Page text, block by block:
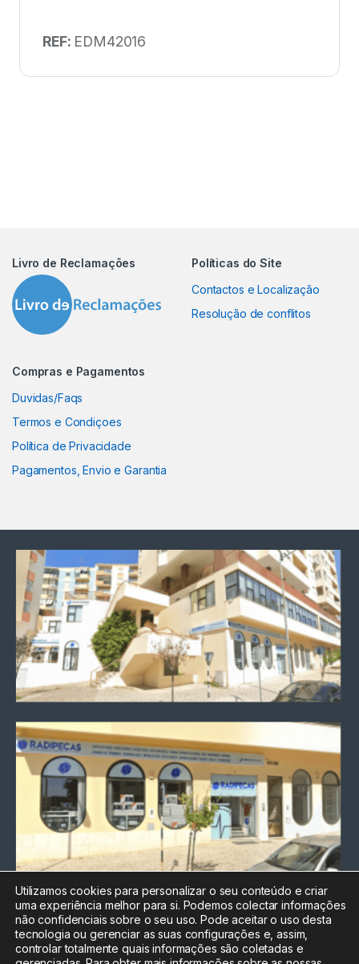
REF: EDM42016
Livro de Reclamações
Políticas do Site
Contactos e Localização
Resolução de conflitos
Compras e Pagamentos
Duvidas/Faqs
Termos e Condiçoes
Política de Privacidade
Pagamentos, Envio e Garantia
Chamada para a rede fixa
nacional
Electrónica:212
Utilizamos cookies para personalizar o seu conteúdo e criar
uma experiência melhor para si. Podemos colectar informações
não confidenciais sobre o seu uso. Pode aceitar o uso desta
tecnologia ou gerenciar as suas configurações e, assim,
controlar totalmente quais informações são coletadas e